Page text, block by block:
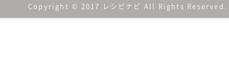
Copyright © 2017 レシピナビ All Rights Reserved.